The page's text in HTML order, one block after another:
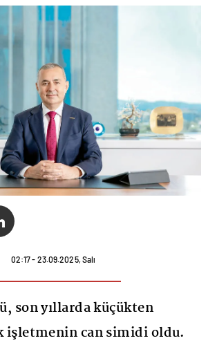
02:17 - 23.09.2025, Salı
son yıllarda küçükten
işletmenin can simidi oldu.